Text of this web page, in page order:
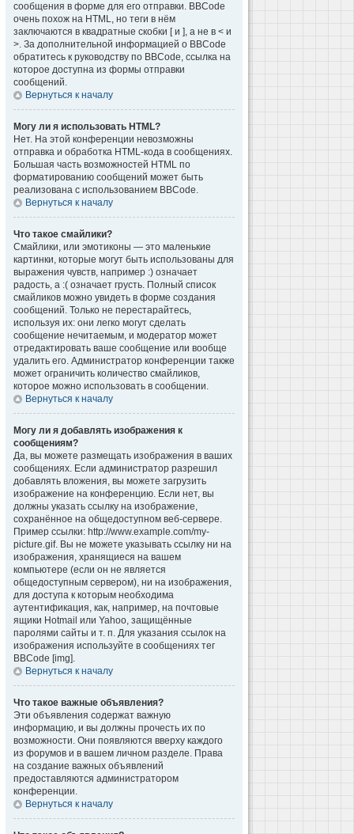
сообщения в форме для его отправки. BBCode
очень похож на HTML, но теги в нём
заключаются в квадратные скобки [ и ], а не в < и
>. За дополнительной информацией о BBCode
обратитесь к руководству по BBCode, ссылка на
которое доступна из формы отправки
сообщений.
Вернуться к началу
Могу ли я использовать HTML?
Нет. На этой конференции невозможны
отправка и обработка HTML-кода в сообщениях.
Большая часть возможностей HTML по
форматированию сообщений может быть
реализована с использованием BBCode.
Вернуться к началу
Что такое смайлики?
Смайлики, или эмотиконы — это маленькие
картинки, которые могут быть использованы для
выражения чувств, например :) означает
радость, а :( означает грусть. Полный список
смайликов можно увидеть в форме создания
сообщений. Только не перестарайтесь,
используя их: они легко могут сделать
сообщение нечитаемым, и модератор может
отредактировать ваше сообщение или вообще
удалить его. Администратор конференции также
может ограничить количество смайликов,
которое можно использовать в сообщении.
Вернуться к началу
Могу ли я добавлять изображения к
сообщениям?
Да, вы можете размещать изображения в ваших
сообщениях. Если администратор разрешил
добавлять вложения, вы можете загрузить
изображение на конференцию. Если нет, вы
должны указать ссылку на изображение,
сохранённое на общедоступном веб-сервере.
Пример ссылки: http://www.example.com/my-
picture.gif. Вы не можете указывать ссылку ни на
изображения, хранящиеся на вашем
компьютере (если он не является
общедоступным сервером), ни на изображения,
для доступа к которым необходима
аутентификация, как, например, на почтовые
ящики Hotmail или Yahoo, защищённые
паролями сайты и т. п. Для указания ссылок на
изображения используйте в сообщениях тег
BBCode [img].
Вернуться к началу
Что такое важные объявления?
Эти объявления содержат важную
информацию, и вы должны прочесть их по
возможности. Они появляются вверху каждого
из форумов и в вашем личном разделе. Права
на создание важных объявлений
предоставляются администратором
конференции.
Вернуться к началу